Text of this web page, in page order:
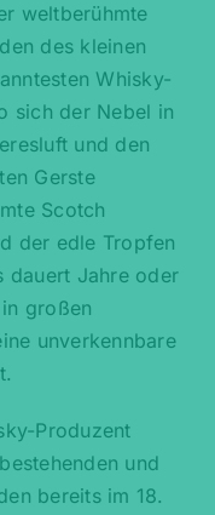
weltberühmte
des kleinen
Whisky-
sich der Nebel in
und den
Gerste
Scotch
der edle Tropfen
dauert Jahre oder
großen
unverkennbare
Produzent
und
bereits im 18.